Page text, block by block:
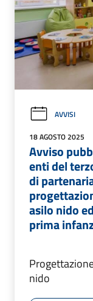
AVVISI
18 AGOSTO 2025
Avviso
enti del
di
asilo nido
prima
nido